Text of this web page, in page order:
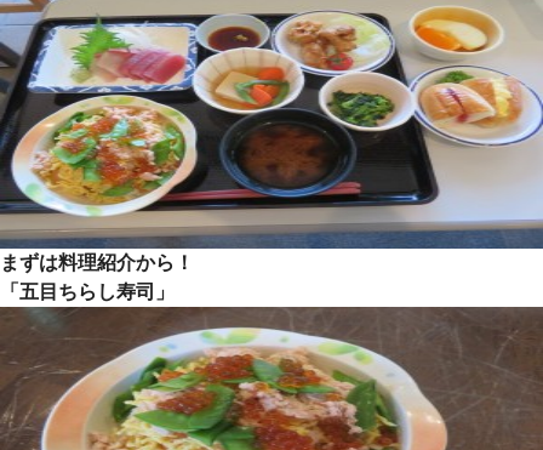
まずは料理紹介から！
「五目ちらし寿司」